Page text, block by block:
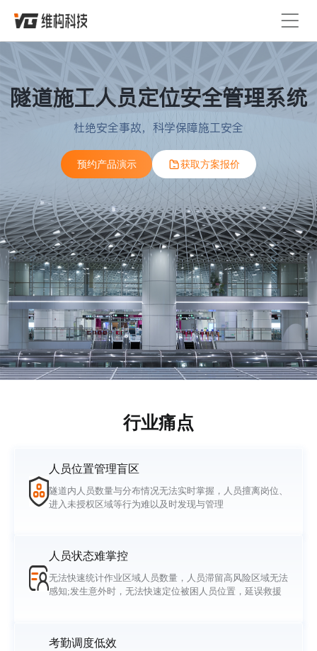
产品服务
精选案例
关于维构
定位技术
精准融合定位
定位平台
人员定位系统
定位设备
蓝牙信标
Lora基站
人员定位卡 定位手环
定位安全帽
隧道施工人员定位安全管理系统
杜绝安全事故，科学保障施工安全
预约产品演示 获取方案报价
行业痛点
人员位置管理盲区
隧道内人员数量与分布情况无法实时掌握，人员擅离岗位、
进入未授权区域等行为难以及时发现与管理
人员状态难掌控
无法快速统计作业区域人员数量，人员滞留高风险区域无法
感知;发生意外时，无法快速定位被困人员位置，延误救援
考勤调度低效